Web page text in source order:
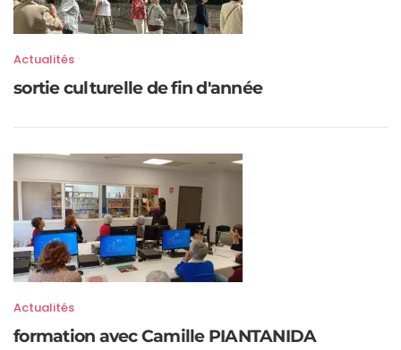
Actualités
sortie culturelle de fin d'année
Actualités
formation avec Camille PIANTANIDA